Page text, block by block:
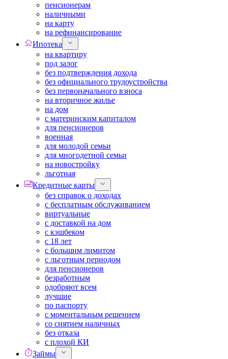
пенсионерам
наличными
на карту
на рефинансирование
Ипотека
на квартиру
под залог
без подтверждения дохода
без официального трудоустройства
без первоначального взноса
на вторичное жилье
на дом
с материнским капиталом
для пенсионеров
военная
для молодой семьи
для многодетной семьи
на новостройку
льготная
Кредитные карты
без справок о доходах
с бесплатным обслуживанием
виртуальные
с доставкой на дом
с кэшбеком
с 18 лет
с большим лимитом
с льготным периодом
для пенсионеров
безработным
одобряют всем
лучшие
по паспорту
с моментальным решением
со снятием наличных
без отказа
с плохой КИ
Займы